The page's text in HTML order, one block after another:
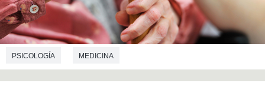
PSICOLOGÍA MEDICINA